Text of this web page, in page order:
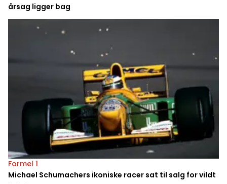
årsag ligger bag
Formel 1
Michael Schumachers ikoniske racer sat til salg for vildt